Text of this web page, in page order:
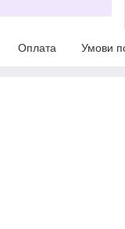
Оплата Умови